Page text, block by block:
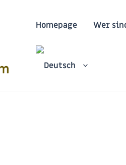
Homepage Wer